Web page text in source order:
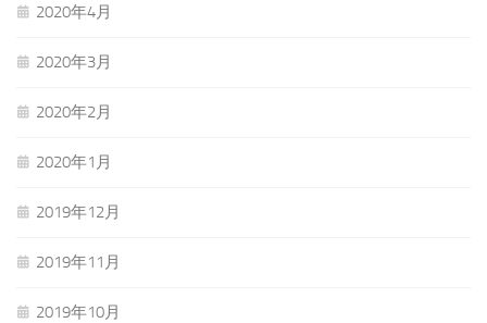
2020年4月
2020年3月
2020年2月
2020年1月
2019年12月
2019年11月
2019年10月